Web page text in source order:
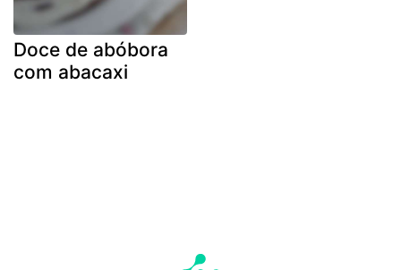
Doce de abóbora
com abacaxi